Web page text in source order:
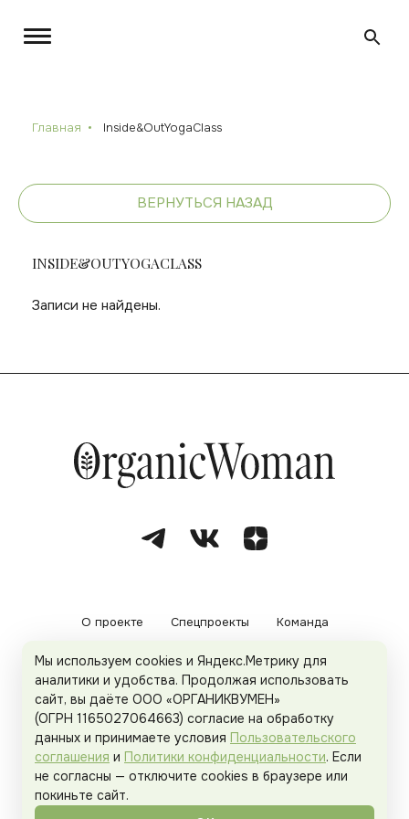
Главная Inside&OutYogaClass
ВЕРНУТЬСЯ НАЗАД
INSIDE&OUTYOGACLASS
Записи не найдены.
О проекте Спецпроекты Команда
Рекламодателям Политика конфиденциальности
Пользовательское соглашение
Organicwoman.ru . Все права защищены.
Мы используем cookies и Яндекс.Метрику для
аналитики и удобства. Продолжая использовать
сайт, вы даёте ООО «ОРГАНИКВУМЕН»
(ОГРН 1165027064663) согласие на обработку
данных и принимаете условия Пользовательского
соглашения и Политики конфиденциальности. Если
не согласны — отключите cookies в браузере или
покиньте сайт.